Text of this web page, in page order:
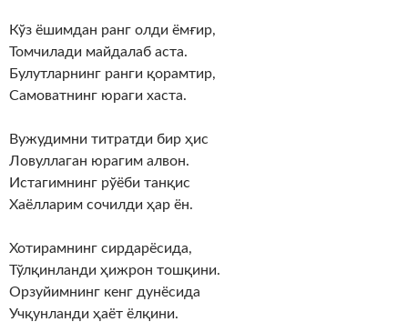
Кўз ёшимдан ранг олди ёмғир,
Томчилади майдалаб аста.
Булутларнинг ранги қорамтир,
Самоватнинг юраги хаста.
Вужудимни титратди бир ҳис
Ловуллаган юрагим алвон.
Истагимнинг рўёби танқис
Хаёлларим сочилди ҳар ён.
Хотирамнинг сирдарёсида,
Тўлқинланди ҳижрон тошқини.
Орзуйимнинг кенг дунёсида
Учқунланди ҳаёт ёлқини.